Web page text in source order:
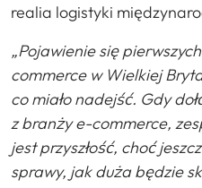
realia logistyki
„Pojawienie się
commerce w Wielkiej
co miało nadejść. Gdy
z branży e-commerce,
jest przyszłość, choć
sprawy, jak duża będzie